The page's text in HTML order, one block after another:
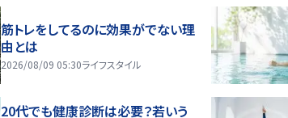
筋トレをしてるのに効果がでない理
由とは
2026/08/09 05:30ライフスタイル
20代でも健康診断は必要？若いう